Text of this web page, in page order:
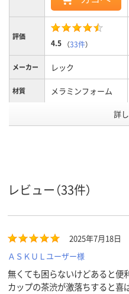
評価
4.5 （33件）
メーカー レック
材質 メラミンフォーム
キッチン、水回り、キ
ッチン・台所、キッチ
アスクル
詳
レビュー（33件）
2025年7月18日
ＡＳＫＵＬユーザー様
無くても困らないけどあると便
カップの茶渋が激落ちすると喜